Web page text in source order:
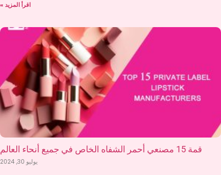
اقرأ المزيد »
قمة 15 مصنعي أحمر الشفاه الخاص في جميع أنحاء العالم
يوليو 30, 2024